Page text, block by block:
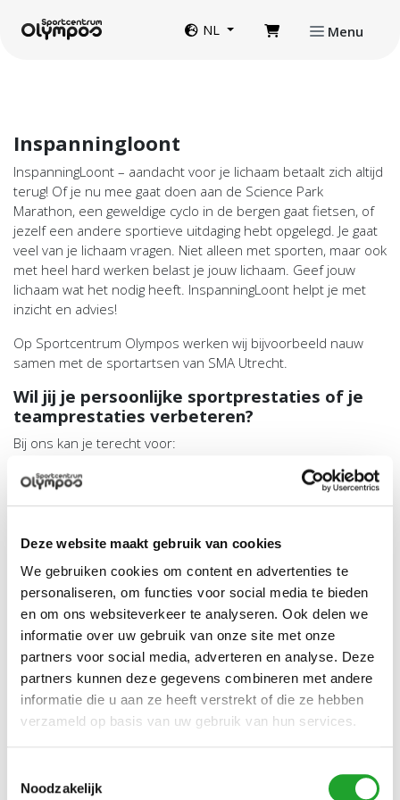
Deze website maakt gebruik van cookies
We gebruiken cookies om content en advertenties te
personaliseren, om functies voor social media te bieden
en om ons websiteverkeer te analyseren. Ook delen we
informatie over uw gebruik van onze site met onze
partners voor social media, adverteren en analyse. Deze
partners kunnen deze gegevens combineren met andere
informatie die u aan ze heeft verstrekt of die ze hebben
verzameld op basis van uw gebruik van hun services.
Noodzakelijk
NL Menu
Inspanningloont
InspanningLoont – aandacht voor je lichaam betaalt zich altijd
terug! Of je nu mee gaat doen aan de Science Park
Marathon, een geweldige cyclo in de bergen gaat fietsen, of
jezelf een andere sportieve uitdaging hebt opgelegd. Je gaat
veel van je lichaam vragen. Niet alleen met sporten, maar ook
met heel hard werken belast je jouw lichaam. Geef jouw
lichaam wat het nodig heeft. InspanningLoont helpt je met
inzicht en advies!
Op Sportcentrum Olympos werken wij bijvoorbeeld nauw
samen met de sportartsen van SMA Utrecht.
Wil jij je persoonlijke sportprestaties of je
teamprestaties verbeteren?
Bij ons kan je terecht voor:
Sport (medische) inspanningstests
Sportkeuken
Gratis consult voor sporters Olympos
Met een geldige OlymPas of sportkaart van Olympos kun je
een afspraak maken voor 1 gratis sportadvies.
Bel (030) 253 3077 om een afspraak te maken.
Gezondheidsbevordering op de werkvloer
Hard werken is ook topsport. U wilt dat uw personeel
optimaal presteert, logisch! Laat aan uw personeel zien dat u
kunnen optimaliseren en u krijgt inzicht in de teamdynamiek
en waar de rode vlaggen zitten. Een gezond en vitaal team